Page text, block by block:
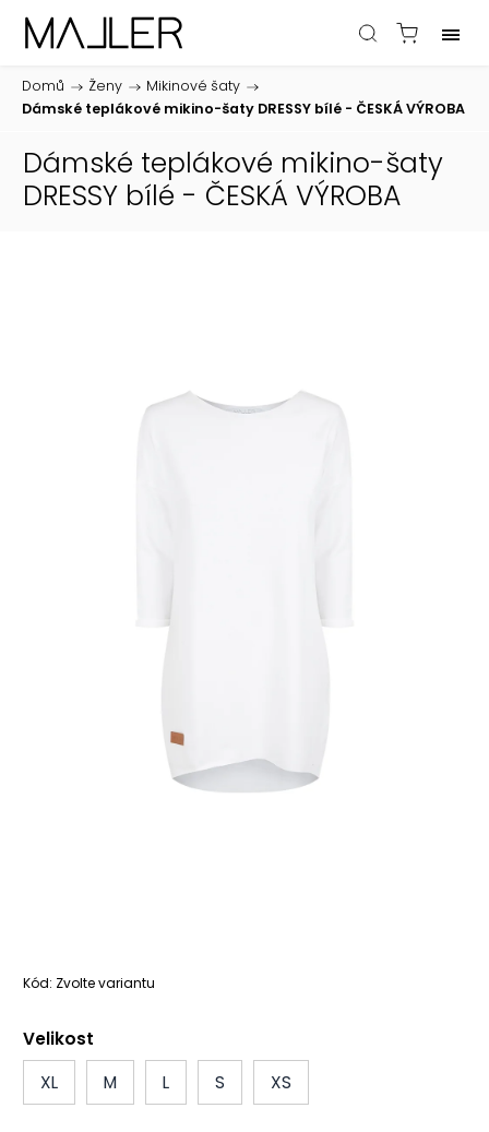
Domů / Ženy / Mikinové šaty /
Dámské teplákové mikino-šaty DRESSY bílé - ČESKÁ VÝROBA
Dámské teplákové mikino-šaty
DRESSY bílé - ČESKÁ VÝROBA
Kód: Zvolte variantu
Velikost
XL
M L S XS